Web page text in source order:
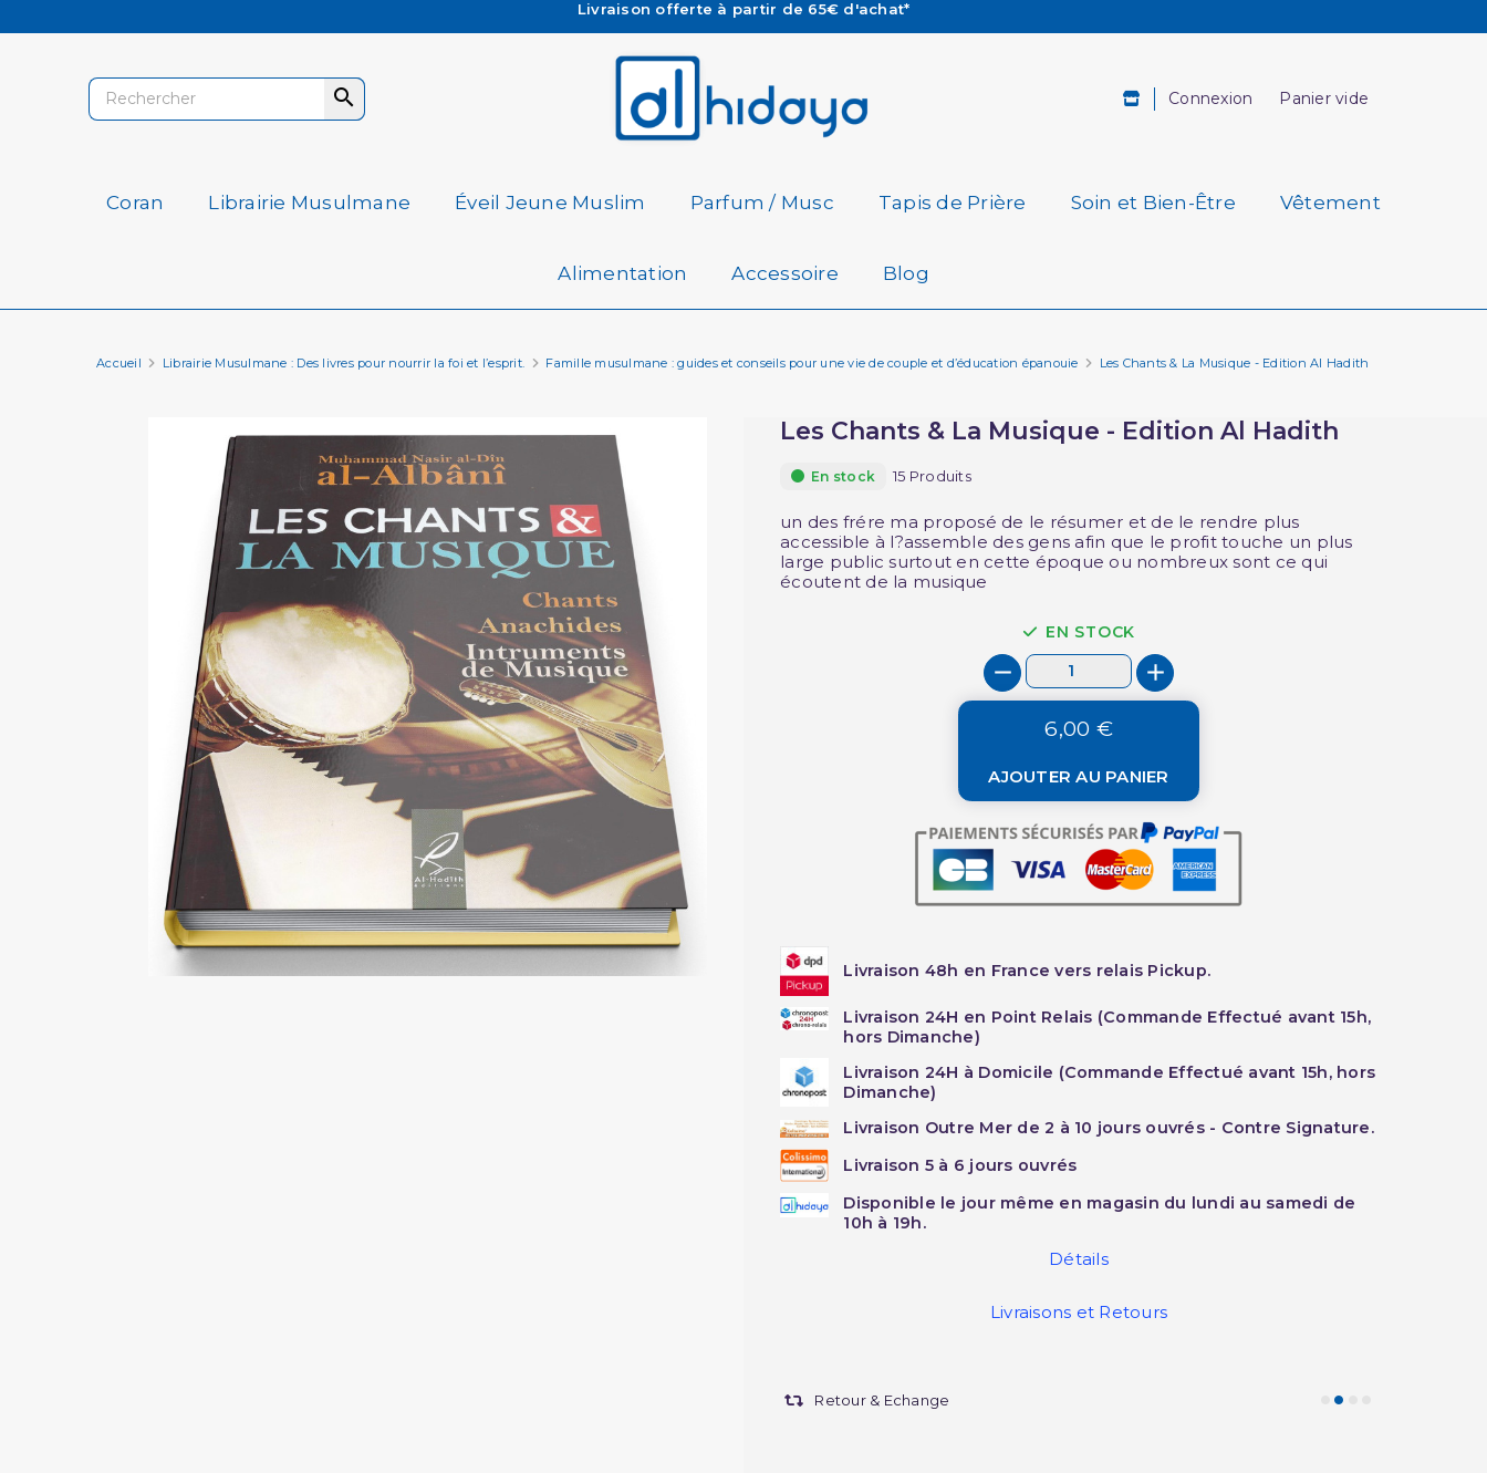
Les Commandes passées avant 15h (lun au Vend)
Besoin d'aide ? Retrouvez notre FAQ
Livraison offerte à partir de 65€ d'achat*
 Connexion Panier vide
Coran Librairie Musulmane Éveil Jeune Muslim Parfum / Musc Tapis de Prière Soin et Bien-Être Vêtement
Alimentation Accessoire Blog
Accueil Librairie Musulmane : Des livres pour nourrir la foi et l’esprit. Famille musulmane : guides et conseils pour une vie de couple et d’éducation épanouie Les Chants & La Musique - Edition Al Hadith
Les Chants & La Musique - Edition Al Hadith
En stock 15 Produits
un des frére ma proposé de le résumer et de le rendre plus
accessible à l?assemble des gens afin que le profit touche un plus
large public surtout en cette époque ou nombreux sont ce qui
écoutent de la musique
EN STOCK
6,00 €
AJOUTER AU PANIER
Livraison 48h en France vers relais Pickup.
Livraison 24H en Point Relais (Commande Effectué avant 15h,
hors Dimanche)
Livraison 24H à Domicile (Commande Effectué avant 15h, hors
Dimanche)
Livraison Outre Mer de 2 à 10 jours ouvrés - Contre Signature.
Livraison 5 à 6 jours ouvrés
Disponible le jour même en magasin du lundi au samedi de
10h à 19h.
Détails
Livraisons et Retours
Retour & Echange